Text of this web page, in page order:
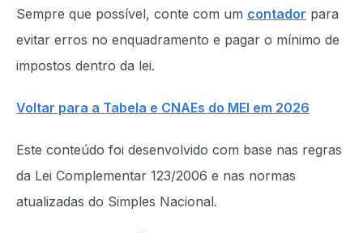
Sempre que possível, conte com um contador para
evitar erros no enquadramento e pagar o mínimo de
impostos dentro da lei.
Voltar para a Tabela e CNAEs do MEI em 2026
Este conteúdo foi desenvolvido com base nas regras
da Lei Complementar 123/2006 e nas normas
atualizadas do Simples Nacional.